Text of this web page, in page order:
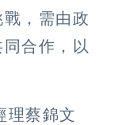
，需由政
合作，以
理蔡錦文